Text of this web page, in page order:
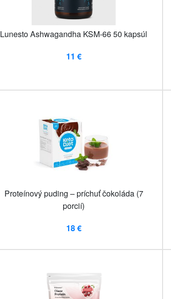
Lunesto Ashwagandha KSM-66 50 kapsúl
11 €
Proteínový puding – príchuť čokoláda (7
porcií)
18 €